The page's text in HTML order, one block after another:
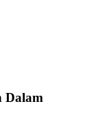
Dalam